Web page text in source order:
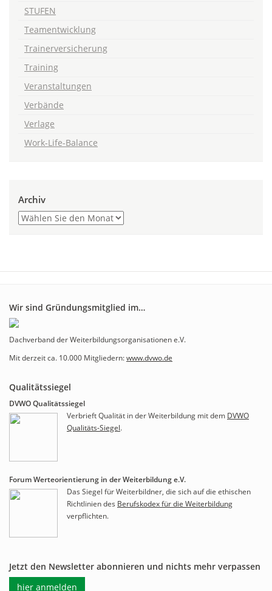
STUFEN
Teamentwicklung
Trainerversicherung
Training
Veranstaltungen
Verbände
Verlage
Work-Life-Balance
Archiv
Wir sind Gründungsmitglied im…
Dachverband der Weiterbildungsorganisationen e.V.
Mit derzeit ca. 10.000 Mitgliedern:www.dvwo.de
Qualitätssiegel
DVWO Qualitätssiegel
Verbrieft Qualität in der Weiterbildung mit dem DVWO
Qualitäts-Siegel.
Forum Werteorientierung in der Weiterbildung e.V.
Das Siegel für Weiterbildner, die sich auf die ethischen
Richtlinien des Berufskodex für die Weiterbildung
verpflichten.
Jetzt den Newsletter abonnieren und nichts mehr verpassen
hier anmelden